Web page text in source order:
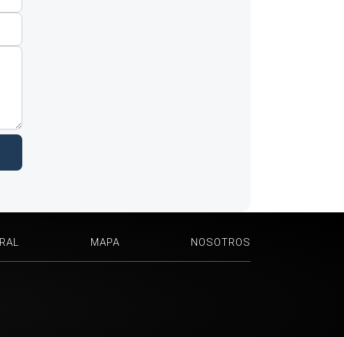
MAPA NOSOTROS